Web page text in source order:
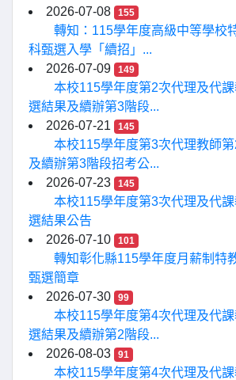
2026-07-08
155
轉知：115學年度高級中等學校
科甄選入學「續招」...
2026-07-09
149
本校115學年度第2次代理及代
選結果及續辦第3階段...
2026-07-21
145
本校115學年度第3次代理教師
及續辦第3階段招考公...
2026-07-23
145
本校115學年度第3次代理及代
選結果公告
2026-07-10
101
轉知彰化縣115學年度月薪制特
甄選簡章
2026-07-30
99
本校115學年度第4次代理及代
選結果及續辦第2階段...
2026-08-03
91
本校115學年度第4次代理及代